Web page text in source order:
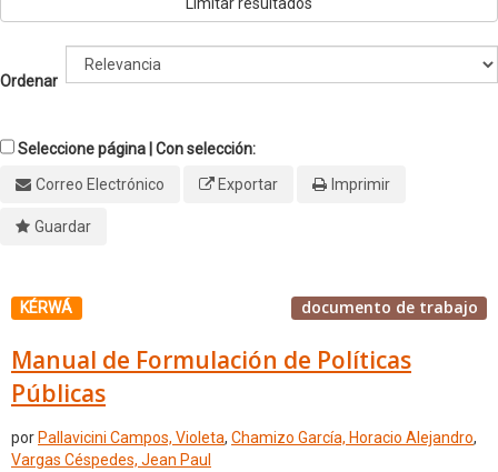
Ordenar
Seleccione página | Con selección:
Correo Electrónico
Exportar Imprimir
Guardar
KÉRWÁ documento de trabajo
Manual de Formulación de Políticas
Públicas
por Pallavicini Campos, Violeta, Chamizo García, Horacio Alejandro,
Vargas Céspedes, Jean Paul